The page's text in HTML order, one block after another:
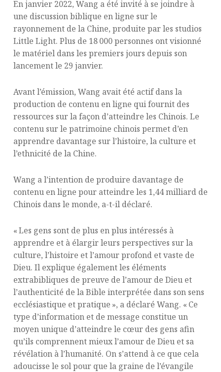
En janvier 2022, Wang a été invité à se joindre à
une discussion biblique en ligne sur le
rayonnement de la Chine, produite par les studios
Little Light. Plus de 18 000 personnes ont visionné
le matériel dans les premiers jours depuis son
lancement le 29 janvier.
Avant l’émission, Wang avait été actif dans la
production de contenu en ligne qui fournit des
ressources sur la façon d’atteindre les Chinois. Le
contenu sur le patrimoine chinois permet d’en
apprendre davantage sur l’histoire, la culture et
l’ethnicité de la Chine.
Wang a l’intention de produire davantage de
contenu en ligne pour atteindre les 1,44 milliard de
Chinois dans le monde, a-t-il déclaré.
« Les gens sont de plus en plus intéressés à
apprendre et à élargir leurs perspectives sur la
culture, l’histoire et l’amour profond et vaste de
Dieu. Il explique également les éléments
extrabibliques de preuve de l’amour de Dieu et
l’authenticité de la Bible interprétée dans son sens
ecclésiastique et pratique », a déclaré Wang. « Ce
type d’information et de message constitue un
moyen unique d’atteindre le cœur des gens afin
qu’ils comprennent mieux l’amour de Dieu et sa
révélation à l’humanité. On s’attend à ce que cela
adoucisse le sol pour que la graine de l’évangile